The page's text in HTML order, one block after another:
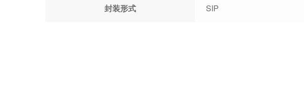
封装形式 SIP